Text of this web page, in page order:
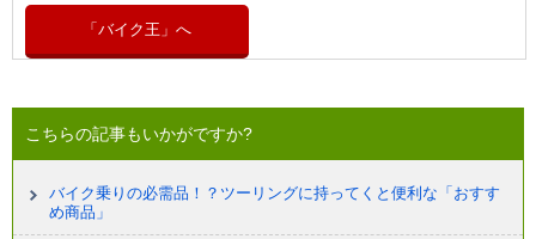
「バイク王」へ
こちらの記事もいかがですか?
バイク乗りの必需品！？ツーリングに持ってくと便利な「おすす
め商品」